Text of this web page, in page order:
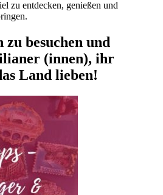
zu entdecken, genießen und
besuchen und
(innen), ihr
Land lieben!